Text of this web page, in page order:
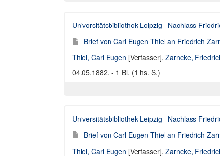
Universitätsbibliothek Leipzig ; Nachlass
Brief von Carl Eugen Thiel an Friedrich
Thiel, Carl Eugen [Verfasser], Zarncke,
04.05.1882. - 1 Bl. (1 hs. S.)
Universitätsbibliothek Leipzig ; Nachlass
Brief von Carl Eugen Thiel an Friedrich
Thiel, Carl Eugen [Verfasser], Zarncke,